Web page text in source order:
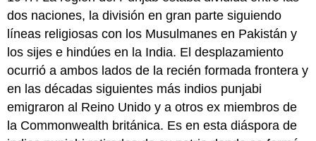
dos naciones, la división en gran parte siguiendo
líneas religiosas con los Musulmanes en Pakistán y
los sijes e hindúes en la India. El desplazamiento
ocurrió a ambos lados de la recién formada frontera y
en las décadas siguientes más indios punjabi
emigraron al Reino Unido y a otros ex miembros de
la Commonwealth británica. Es en esta diáspora de